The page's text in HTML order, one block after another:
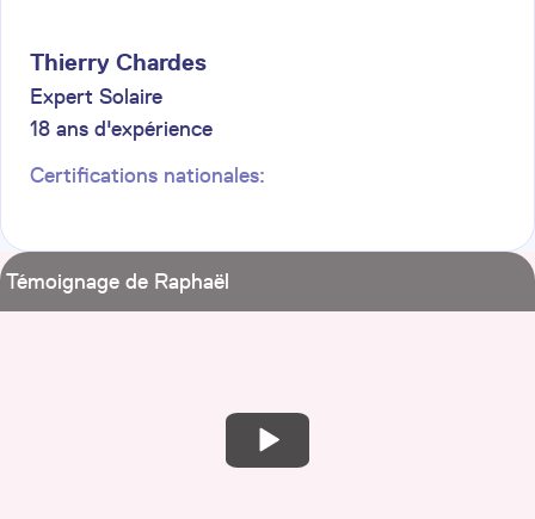
Thierry Chardes
Expert Solaire
18 ans d'expérience
Certifications nationales:
Témoignage de Raphaël